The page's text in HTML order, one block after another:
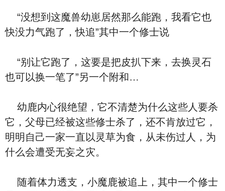
“没想到这魔兽幼崽居然那么能跑，我看它也
快没力气跑了，快追”其中一个修士说
“别让它跑了，这要是把皮扒下来，去换灵石
也可以换一笔了”另一个附和…
幼鹿内心很绝望，它不清楚为什么这些人要杀
它，父母已经被这些修士杀了，还不肯放过它，
明明自己一家一直以灵草为食，从未伤过人，为
什么会遭受无妄之灾。
随着体力透支，小魔鹿被追上，其中一个修士